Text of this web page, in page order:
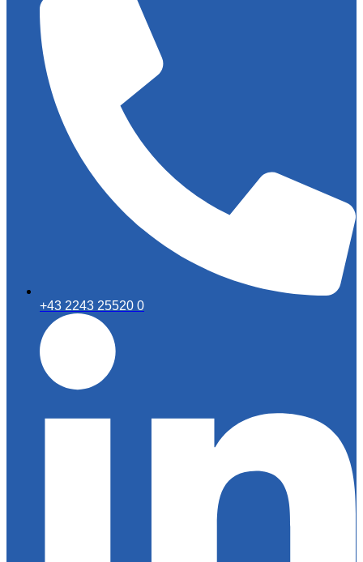
+43 2243 25520 0